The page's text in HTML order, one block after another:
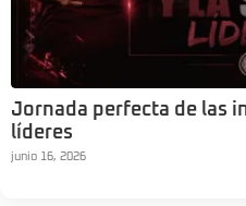
Jornada perfecta de las
líderes
junio 16, 2026